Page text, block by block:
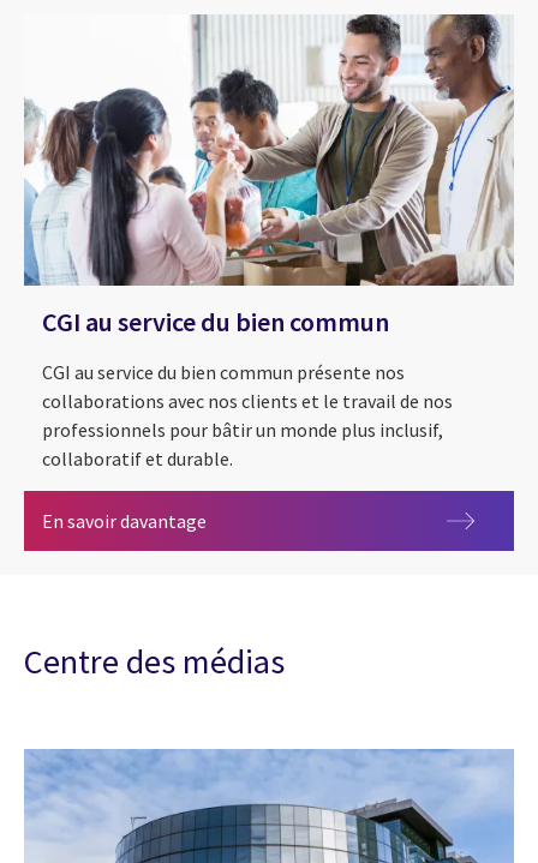
CGI au service du bien commun
CGI au service du bien commun présente nos
collaborations avec nos clients et le travail de nos
professionnels pour bâtir un monde plus inclusif,
collaboratif et durable.
En savoir davantage CGI au service du bien commun
Centre des médias